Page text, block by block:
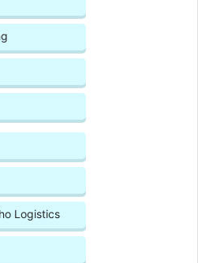
Logistics